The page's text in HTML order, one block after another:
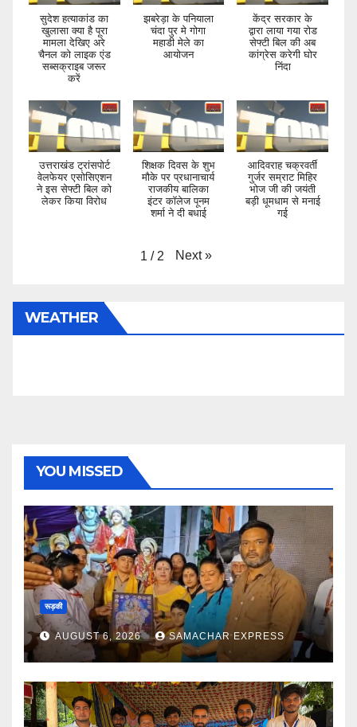
सुदेश हत्याकांड का
खुलासा क्या है पूरा
मामला देखिए अरे
चैनल को लाइक एंड
सब्सक्राइब जरूर
करें
झबरेड़ा के पनियाला
चंदा पुर मे गोगा
महाडी मेले का
आयोजन
केंद्र सरकार के
द्वारा लाया गया रोड
सेफ्टी बिल की अब
कांग्रेस करेगी घोर
निंदा
उत्तराखंड ट्रांसपोर्ट
वेलफेयर एसोसिएशन
ने इस सेफ्टी बिल को
लेकर किया विरोध
शिक्षक दिवस के शुभ
मौके पर प्रधानाचार्य
राजकीय बालिका
इंटर कॉलेज पूनम
शर्मा ने दी बधाई
आदिवराह चक्रवर्ती
गुर्जर सम्राट मिहिर
भोज जी की जयंती
बड़ी धूमधाम से मनाई
गई
1 / 2 Next »
WEATHER
YOU MISSED
रूड़की
AUGUST 6, 2026 SAMACHAR EXPRESS